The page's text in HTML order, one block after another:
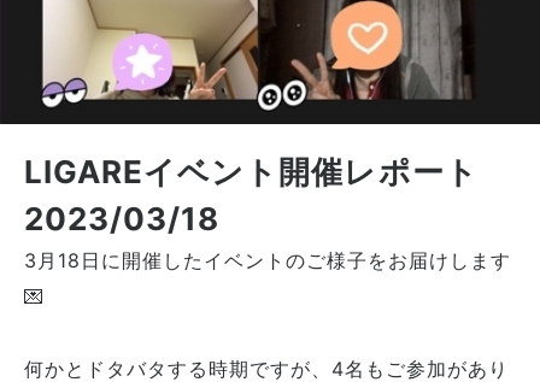
LIGAREイベント開催レポート
2023/03/18
3月18日に開催したイベントのご様子をお届けします
💌
何かとドタバタする時期ですが、4名もご参加があり